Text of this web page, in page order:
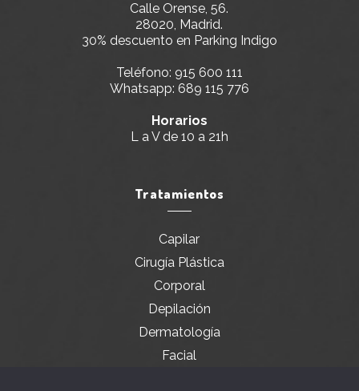
Calle Orense, 56.
28020, Madrid.
30% descuento en Parking Indigo
Teléfono: 915 600 111
Whatsapp: 689 115 776
Horarios
L a V de 10 a 21h
Tratamientos
Capilar
Cirugía Plástica
Corporal
Depilación
Dermatología
Facial